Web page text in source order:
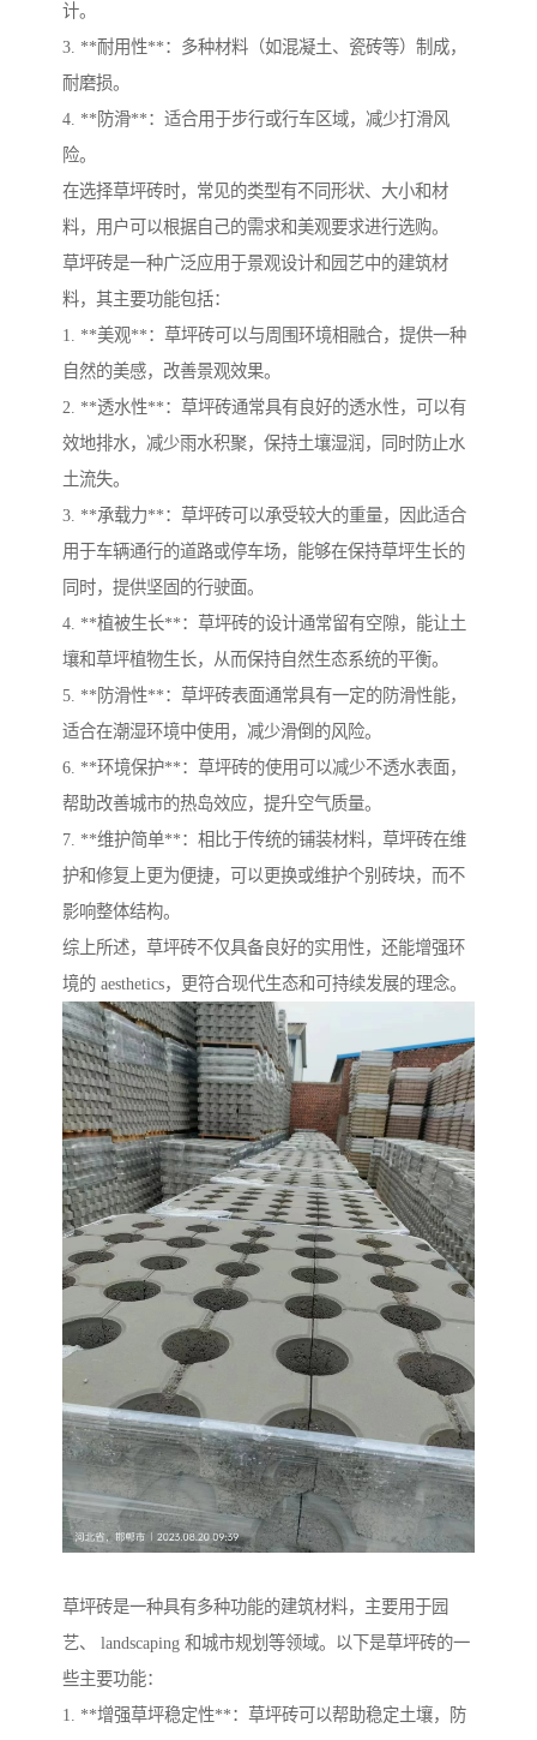
计。
3. **耐用性**：多种材料（如混凝土、瓷砖等）制成，
耐磨损。
4. **防滑**：适合用于步行或行车区域，减少打滑风
险。
在选择草坪砖时，常见的类型有不同形状、大小和材
料，用户可以根据自己的需求和美观要求进行选购。
草坪砖是一种广泛应用于景观设计和园艺中的建筑材
料，其主要功能包括：
1. **美观**：草坪砖可以与周围环境相融合，提供一种
自然的美感，改善景观效果。
2. **透水性**：草坪砖通常具有良好的透水性，可以有
效地排水，减少雨水积聚，保持土壤湿润，同时防止水
土流失。
3. **承载力**：草坪砖可以承受较大的重量，因此适合
用于车辆通行的道路或停车场，能够在保持草坪生长的
同时，提供坚固的行驶面。
4. **植被生长**：草坪砖的设计通常留有空隙，能让土
壤和草坪植物生长，从而保持自然生态系统的平衡。
5. **防滑性**：草坪砖表面通常具有一定的防滑性能，
适合在潮湿环境中使用，减少滑倒的风险。
6. **环境保护**：草坪砖的使用可以减少不透水表面，
帮助改善城市的热岛效应，提升空气质量。
7. **维护简单**：相比于传统的铺装材料，草坪砖在维
护和修复上更为便捷，可以更换或维护个别砖块，而不
影响整体结构。
综上所述，草坪砖不仅具备良好的实用性，还能增强环
境的 aesthetics，更符合现代生态和可持续发展的理念。
草坪砖是一种具有多种功能的建筑材料，主要用于园
艺、 landscaping 和城市规划等领域。以下是草坪砖的一
些主要功能：
1. **增强草坪稳定性**：草坪砖可以帮助稳定土壤，防